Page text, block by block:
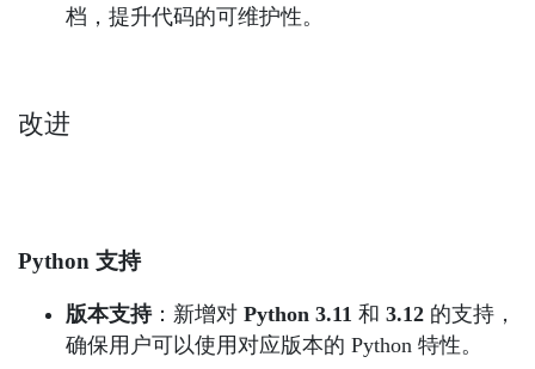
档，提升代码的可维护性。
改进
Python 支持
版本支持：新增对 Python 3.11 和 3.12 的支持，
确保用户可以使用对应版本的 Python 特性。